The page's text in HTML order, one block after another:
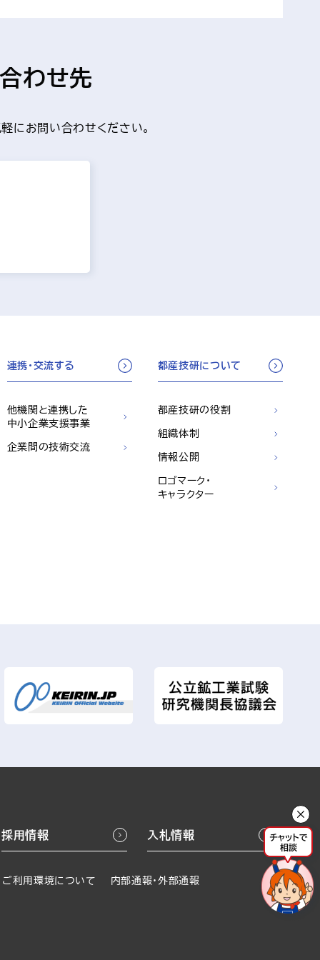
わせ先
にお問い合わせください。
連携・交流する
他機関と連携した
中小企業支援事業
企業間の技術交流
都産技研について
都産技研の役割
組織体制
情報公開
ロゴマーク・
キャラクター
採用情報 入札情報
ご利用環境について 内部通報・外部通報